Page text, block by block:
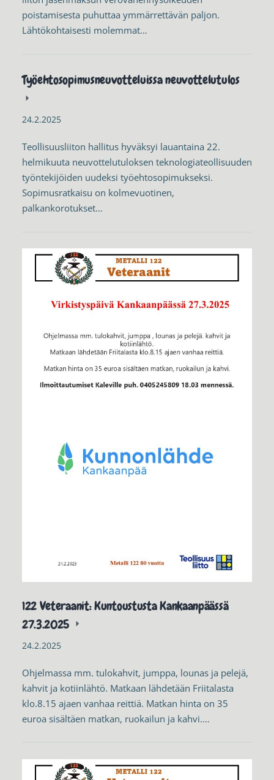
poistamisesta puhuttaa ymmärrettävän paljon.
Lähtökohtaisesti molemmat…
Työehtosopimusneuvotteluissa neuvottelutulos
24.2.2025
Teollisuusliiton hallitus hyväksyi lauantaina 22.
helmikuuta neuvottelutuloksen teknologiateollisuuden
työntekijöiden uudeksi työehtosopimukseksi.
Sopimusratkaisu on kolmevuotinen,
palkankorotukset…
122 Veteraanit: Kuntoustusta Kankaanpäässä
27.3.2025
24.2.2025
Ohjelmassa mm. tulokahvit, jumppa, lounas ja pelejä,
kahvit ja kotiinlähtö. Matkaan lähdetään Friitalasta
klo.8.15 ajaen vanhaa reittiä. Matkan hinta on 35
euroa sisältäen matkan, ruokailun ja kahvi.…